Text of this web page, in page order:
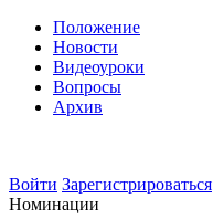
Положение
Новости
Видеоуроки
Вопросы
Архив
Войти Зарегистрироваться
Номинации